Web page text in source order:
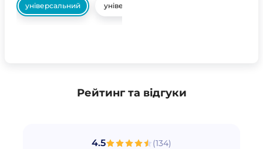
універсальний універсальний
Рейтинг та відгуки
4.5 (134)